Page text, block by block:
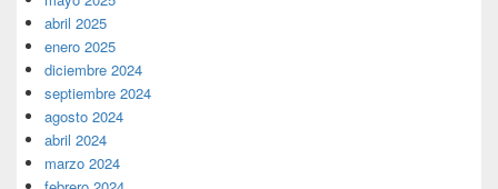
abril 2025
enero 2025
diciembre 2024
septiembre 2024
agosto 2024
abril 2024
marzo 2024